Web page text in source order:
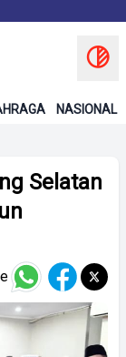
NASIONAL
Selatan